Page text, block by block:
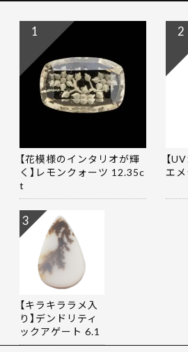
【花模様のインタリオが輝
く】レモンクォーツ 12.35c
t
1
【
エ
2
【キラキララメ入
り】デンドリティ
ックアゲート 6.1
9ct
3